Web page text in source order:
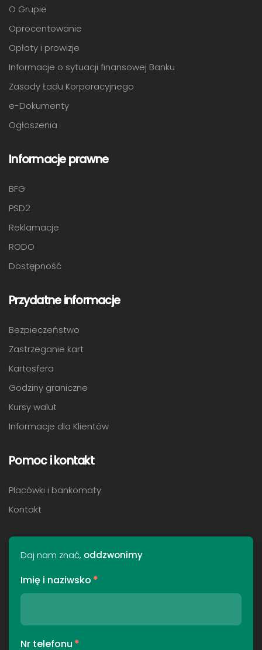
O Grupie
Oprocentowanie
Opłaty i prowizje
Informacje o sytuacji finansowej Banku
Zasady Ładu Korporacyjnego
e-Dokumenty
Ogłoszenia
Informacje prawne
BFG
PSD2
Reklamacje
RODO
Dostępność
Przydatne informacje
Bezpieczeństwo
Zastrzeganie kart
Kartosfera
Godziny graniczne
Kursy walut
Informacje dla Klientów
Pomoc i kontakt
Placówki i bankomaty
Kontakt
Daj nam znać, oddzwonimy
Imię i naziwsko *
Nr telefonu *